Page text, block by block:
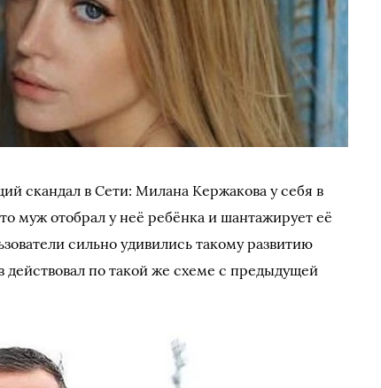
скандал в Сети: Милана Кержакова у себя в
муж отобрал у неё ребёнка и шантажирует её
сильно удивились такому развитию
по такой же схеме с предыдущей